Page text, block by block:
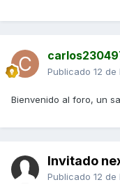
Publicado 12 de
Bienvenido al foro, un
Invitado
Publicado 12 de